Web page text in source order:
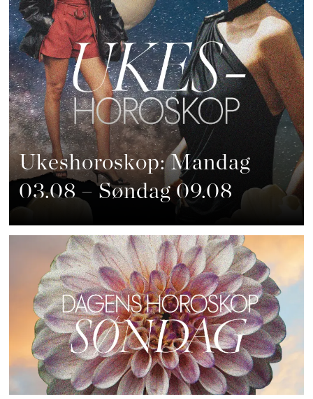
Ukeshoroskop: Mandag
03.08 – Søndag 09.08